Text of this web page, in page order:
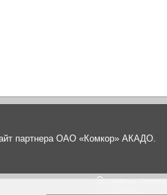
партнера ОАО «Комкор» АКАДО.
Оставить заявку